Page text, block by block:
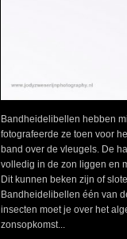
Bandheidelibellen hebben
fotografeerde ze toen voor
band over de vleugels. De
volledig in de zon liggen en
Dit kunnen beken zijn of
Bandheidelibellen één van
insecten moet je over het
zonsopkomst...